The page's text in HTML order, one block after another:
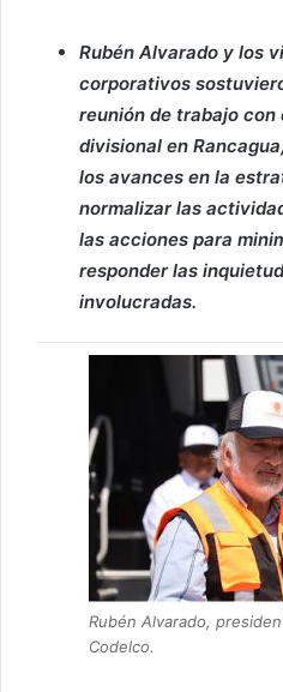
Rubén Alvarado y los
corporativos
reunión de trabajo
divisional en
los avances en la
normalizar las
las acciones para
responder las
involucradas.
Rubén Alvarado,
Codelco.